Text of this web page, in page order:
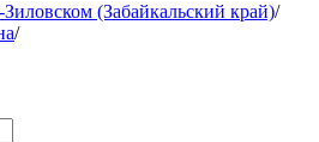
(Забайкальский край)/
/